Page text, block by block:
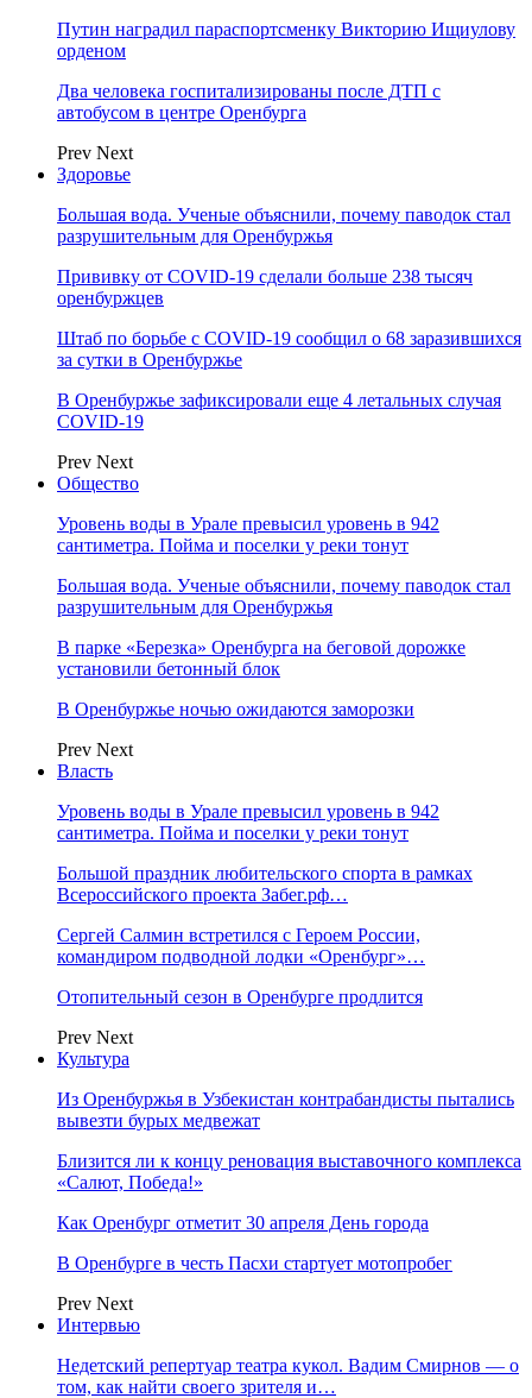
Путин наградил параспортсменку Викторию Ищиулову
орденом
Два человека госпитализированы после ДТП с
автобусом в центре Оренбурга
Prev Next
Здоровье
Большая вода. Ученые объяснили, почему паводок стал
разрушительным для Оренбуржья
Прививку от COVID-19 сделали больше 238 тысяч
оренбуржцев
Штаб по борьбе с СOVID-19 сообщил о 68 заразившихся
за сутки в Оренбуржье
В Оренбуржье зафиксировали еще 4 летальных случая
COVID-19
Prev Next
Общество
Уровень воды в Урале превысил уровень в 942
сантиметра. Пойма и поселки у реки тонут
Большая вода. Ученые объяснили, почему паводок стал
разрушительным для Оренбуржья
В парке «Березка» Оренбурга на беговой дорожке
установили бетонный блок
В Оренбуржье ночью ожидаются заморозки
Prev Next
Власть
Уровень воды в Урале превысил уровень в 942
сантиметра. Пойма и поселки у реки тонут
Большой праздник любительского спорта в рамках
Всероссийского проекта Забег.рф…
Сергей Салмин встретился с Героем России,
командиром подводной лодки «Оренбург»…
Отопительный сезон в Оренбурге продлится
Prev Next
Культура
Из Оренбуржья в Узбекистан контрабандисты пытались
вывезти бурых медвежат
Близится ли к концу реновация выставочного комплекса
«Салют, Победа!»
Как Оренбург отметит 30 апреля День города
В Оренбурге в честь Пасхи стартует мотопробег
Prev Next
Интервью
Недетский репертуар театра кукол. Вадим Смирнов — о
том, как найти своего зрителя и…